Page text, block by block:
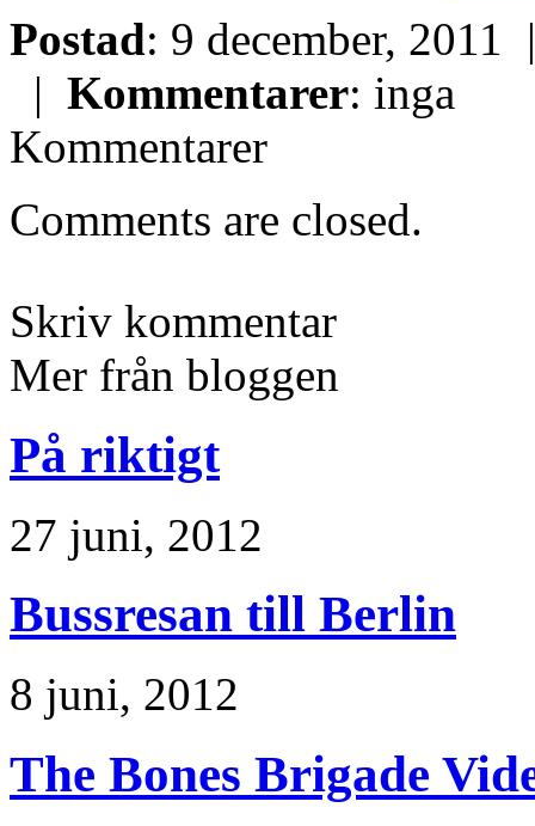
Postad: 9 december,
| Kommentarer: inga
Kommentarer
Comments are closed.
Skriv kommentar
Mer från bloggen
På riktigt
27 juni, 2012
Bussresan till Berlin
8 juni, 2012
The Bones Brigade